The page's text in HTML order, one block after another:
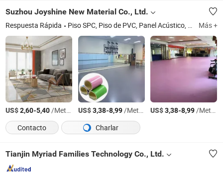
Suzhou Joyshine New Material Co., Ltd.
Respuesta Rápida Piso SPC, Piso de PVC, Panel Acústico, Alfombra Cuadrada, Pellets de Plástico Más +
US$2,60-5,40/Metro Cuadrado US$3,38-8,99/Metro Cuadrado US$3,38-8,99/Metro Cuadrado
Contacto
Charlar
Tianjin Myriad Families Technology Co., Ltd.